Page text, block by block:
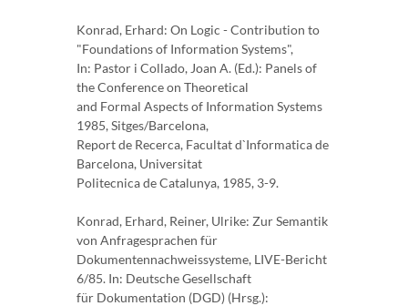
Konrad, Erhard: On Logic - Contribution to
"Foundations of Information Systems",
In: Pastor i Collado, Joan A. (Ed.): Panels of
the Conference on Theoretical
and Formal Aspects of Information Systems
1985, Sitges/Barcelona,
Report de Recerca, Facultat d`Informatica de
Barcelona, Universitat
Politecnica de Catalunya, 1985, 3-9.
Konrad, Erhard, Reiner, Ulrike: Zur Semantik
von Anfragesprachen für
Dokumentennachweissysteme, LIVE-Bericht
6/85. In: Deutsche Gesellschaft
für Dokumentation (DGD) (Hrsg.):